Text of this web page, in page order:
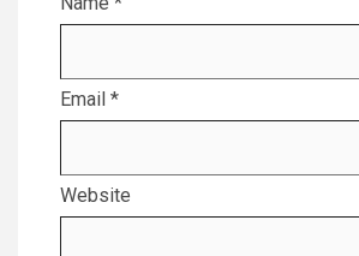
Email *
Website